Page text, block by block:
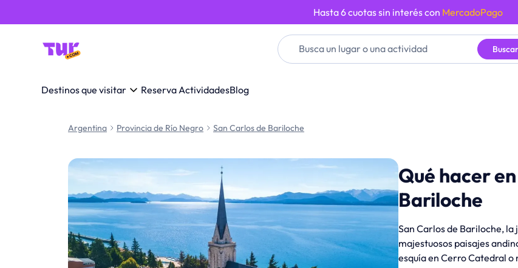
Hasta 6 cuotas sin interés con MercadoPago
Buscar
Destinos que visitar Reserva ActividadesBlog
Argentina Provincia de Río Negro San Carlos de Bariloche
Qué hacer
Bariloche
San Carlos de Bariloche, la
majestuosos paisajes
esquía en Cerro Catedral o